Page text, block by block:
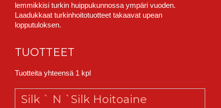
lemmikkisi turkin huippukunnossa ympäri vuoden.
Laadukkaat turkinhoitotuotteet takaavat upean
lopputuloksen.
TUOTTEET
Tuotteita yhteensä 1 kpl
Silk ` N `Silk Hoitoaine